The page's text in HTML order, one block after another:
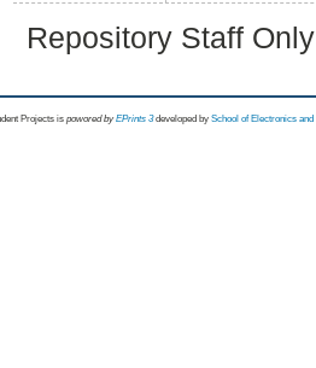
Repository Staff
Projects is powored byEPrints 3 developed by School of Electronics